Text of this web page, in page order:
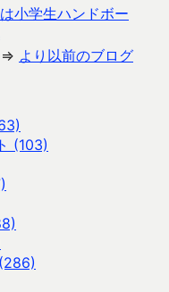
小学生ハンドボー
⇒ より以前のブログ
(103)